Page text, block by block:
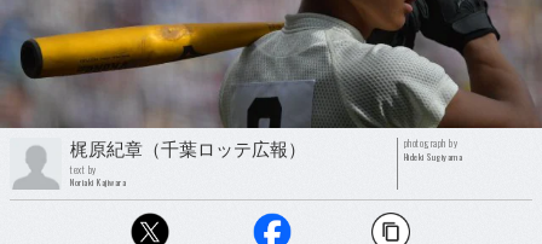
梶原紀章（千葉ロッテ広報）
text by
Noriaki Kajiwara
photograph by
Hideki Sugiyama